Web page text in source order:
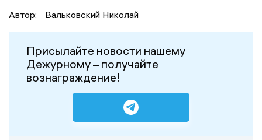
Автор:
Вальковский Николай
Присылайте новости нашему
Дежурному – получайте
вознаграждение!